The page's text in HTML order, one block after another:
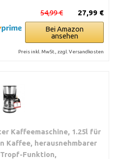
27,99 €
54,99 €
Bei Amazon
ansehen
Preis inkl. MwSt., zzgl. Versandkosten
Kaffeemaschine, 1.25l für
Kaffee, herausnehmbarer
Funktion,